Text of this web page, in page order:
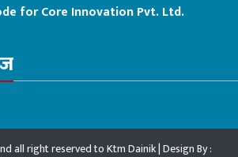
for Core Innovation Pvt. Ltd.
all right reserved to Ktm Dainik | Design By :